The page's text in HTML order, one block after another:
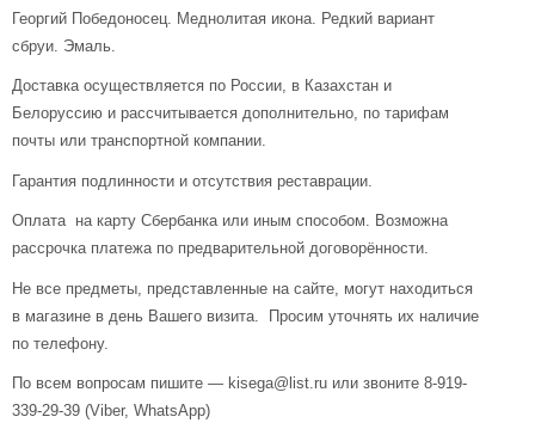
Георгий Победоносец. Меднолитая икона. Редкий вариант
сбруи. Эмаль.
Доставка осуществляется по России, в Казахстан и
Белоруссию и рассчитывается дополнительно, по тарифам
почты или транспортной компании.
Гарантия подлинности и отсутствия реставрации.
Оплата на карту Сбербанка или иным способом. Возможна
рассрочка платежа по предварительной договорённости.
Не все предметы, представленные на сайте, могут находиться
в магазине в день Вашего визита. Просим уточнять их наличие
по телефону.
По всем вопросам пишите — kisega@list.ru или звоните 8-919-
339-29-39 (Viber, WhatsApp)